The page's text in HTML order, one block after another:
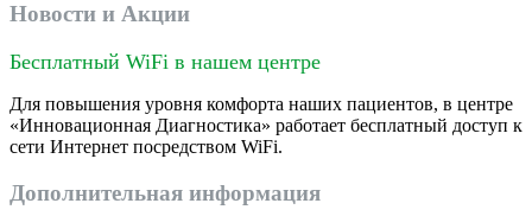
Новости и Акции
Бесплатный WiFi в нашем центре
Для повышения уровня комфорта наших пациентов, в центре
«Инновационная Диагностика» работает бесплатный доступ к
сети Интернет посредством WiFi.
Дополнительная информация